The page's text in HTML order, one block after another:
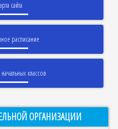
сайта
расписание
классов
ОРГАНИЗАЦИИ